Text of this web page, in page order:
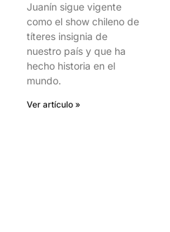
Juanín sigue vigente
como el show chileno de
títeres insignia de
nuestro país y que ha
hecho historia en el
mundo.
Ver artículo »